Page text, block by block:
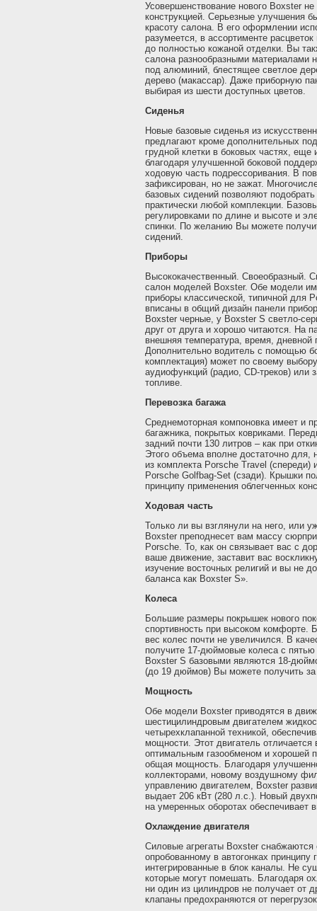
Усовершенствование нового Boxster не
конструкцией. Серьезные улучшения
красоту салона. В его оформлении
разумеется, в ассортименте
до полностью кожаной отделки. Вы
салона разнообразными материалами
под алюминий, блестящее светлое
дерево (макассар). Даже приборную
выбирая из шести доступных цветов.
Сиденья
Новые базовые сиденья из
предлагают кроме дополнительных
грудной клетки в боковых частях,
благодаря улучшенной боковой
ходовую часть подрессоривания. В
зафиксирован, но не зажат.
базовых сидений позволяют
практически любой комплекции.
регулировками по длине и высоте и
спинки. По желанию Вы можете
сидений.
Приборы
Высококачественный. Своеобразный.
салон моделей Boxster. Обе модели
приборы классической, типичной
вписаны в общий дизайн панели
Boxster черные, у Boxster S светло-
друг от друга и хорошо читаются. На
внешняя температура, время, дневной
Дополнительно водитель с помощью
комплектация) может по своему
аудиофункций (радио, CD-треков) или
топливе.
Перевозка багажа
Среднемоторная компоновка имеет и
багажника, покрытых ковриками.
задний почти 130 литров – как при
Этого объема вполне достаточно
из комплекта Porsche Travel
Porsche Golfbag-Set (сзади). Крышки
принципу применения облегченных
Ходовая часть
Только ли вы взглянули на него, или
Boxster преподнесет вам массу
Porsche. То, как он связывает вас с
ваше движение, заставит вас
изучение восточных религий и вы не
баланса как Boxster S».
Колеса
Большие размеры покрышек нового
спортивность при высоком комфорте.
вес колес почти не увеличился. В
получите 17-дюймовые колеса с
Boxster S базовыми являются 18-
(до 19 дюймов) Вы можете получить за
Мощность
Обе модели Boxster приводятся в
шестицилиндровым двигателем
четырехклапанной техникой,
мощности. Этот двигатель отличается
оптимальным газообменом и хорошей
общая мощность. Благодаря
коллекторами, новому воздушному
управлению двигателем, Boxster
выдает 206 кВт (280 л.с.). Новый
на умеренных оборотах обеспечивает
Охлаждение двигателя
Силовые агрегаты Boxster
опробованному в автогонках принципу
интегрированные в блок каналы. Не
которые могут помешать. Благодаря
ни один из цилиндров не получает от
клапаны предохраняются от